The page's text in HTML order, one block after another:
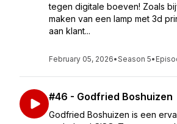
tegen digitale boeven! Zoals
maken van een lamp met 3d
aan klant...
February 05, 2026•Season 5•
#46 - Godfried Boshuizen
Godfried Boshuizen is een